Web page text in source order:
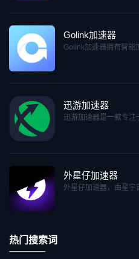
Golink加速器
Golink加速器拥有智能
迅游加速器
迅游加速器是一款专注
外星仔加速器
外星仔加速器，由星宇
热门搜索词